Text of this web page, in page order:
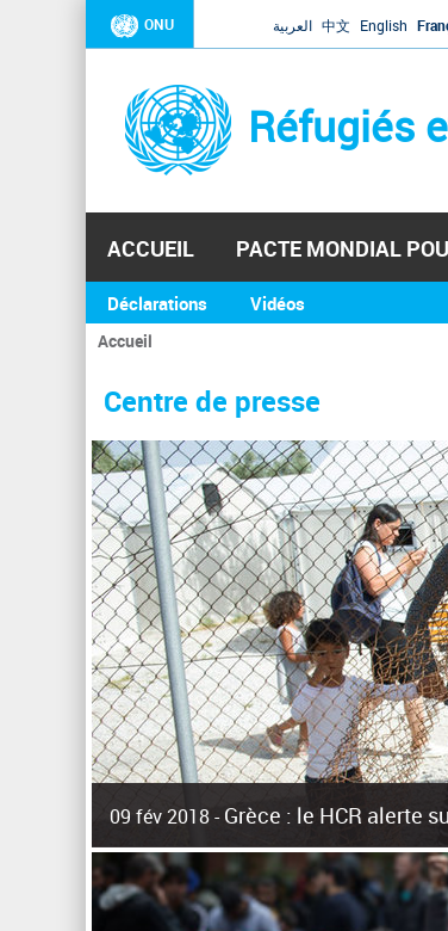
ONU العربية 中文 English
Réfugiés
ACCUEIL PACTE MONDIAL
Déclarations Vidéos
Vous
ici
Accueil
Centre de presse
09 fév 2018 - Grèce : le HCR alerte
La surpopulation des centres d'accueil de
Unies pour